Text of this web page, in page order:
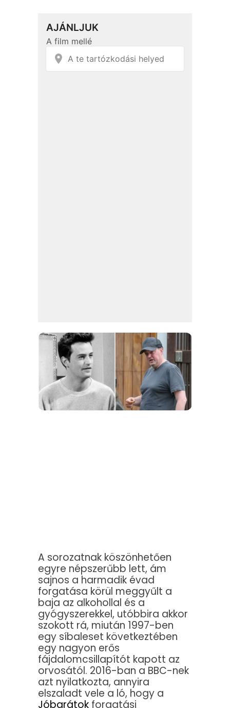
A sorozatnak köszönhetően
egyre népszerűbb lett, ám
sajnos a harmadik évad
forgatása körül meggyűlt a
baja az alkohollal és a
gyógyszerekkel, utóbbira akkor
szokott rá, miután 1997-ben
egy síbaleset következtében
egy nagyon erős
fájdalomcsillapítót kapott az
orvosától. 2016-ban a BBC-nek
azt nyilatkozta, annyira
elszaladt vele a ló, hogy a
Jóbarátok forgatási